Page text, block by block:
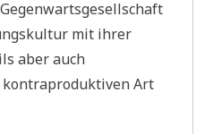
mit ihrer
aber auch
Art